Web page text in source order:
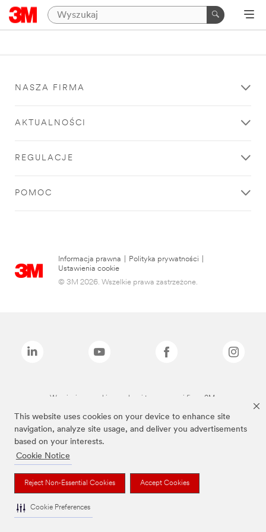
This website uses cookies on your device to enhance site
navigation, analyze site usage, and deliver you advertisements
based on your interests.
Cookie Notice
Reject Non-Essential Cookies Accept Cookies
Cookie Preferences
NASZA FIRMA
AKTUALNOŚCI
REGULACJE
POMOC
Informacja prawna Polityka prywatności
Ustawienia cookie
© 3M 2026. Wszelkie prawa zastrzeżone.
Wymienione marki są znakami towarowymi firmy 3M.